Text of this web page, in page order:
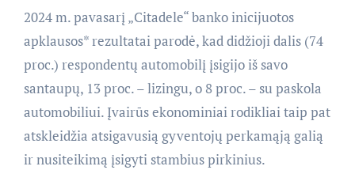
2024 m. pavasarį „Citadele“ banko inicijuotos
apklausos* rezultatai parodė, kad didžioji dalis (74
proc.) respondentų automobilį įsigijo iš savo
santaupų, 13 proc. – lizingu, o 8 proc. – su paskola
automobiliui. Įvairūs ekonominiai rodikliai taip pat
atskleidžia atsigavusią gyventojų perkamąją galią
ir nusiteikimą įsigyti stambius pirkinius.